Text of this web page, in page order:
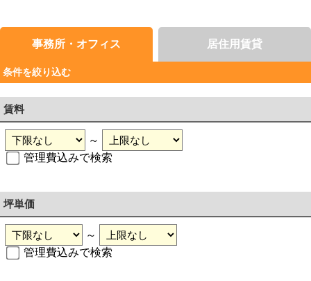
事務所・オフィス 居住用賃貸
条件を絞り込む
賃料
～
管理費込みで検索
坪単価
～
管理費込みで検索